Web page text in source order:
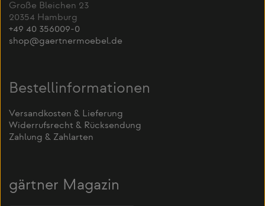
Große Bleichen 23
20354 Hamburg
+49 40 356009-0
shop@gaertnermoebel.de
Bestellinformationen
Versandkosten & Lieferung
Widerrufsrecht & Rücksendung
Zahlung & Zahlarten
gärtner Magazin